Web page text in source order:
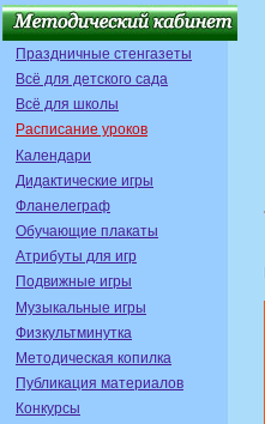
Праздничные стенгазеты
Всё для детского сада
Всё для школы
Расписание уроков
Календари
Дидактические игры
Фланелеграф
Обучающие плакаты
Атрибуты для игр
Подвижные игры
Музыкальные игры
Физкультминутка
Методическая копилка
Публикация материалов
Конкурсы